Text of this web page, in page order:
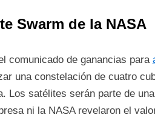
Swarm de la NASA
comunicado de ganancias para
una constelación de cuatro
Los satélites serán parte de
ni la NASA revelaron el